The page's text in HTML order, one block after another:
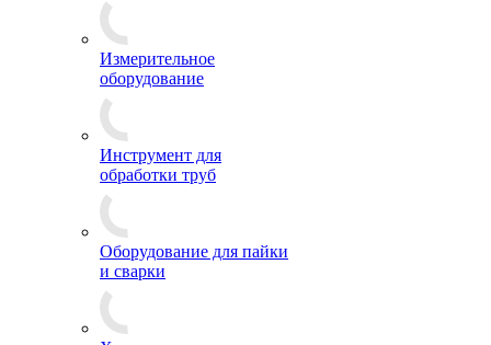
Измерительное
оборудование
Инструмент для
обработки труб
Оборудование для пайки
и сварки